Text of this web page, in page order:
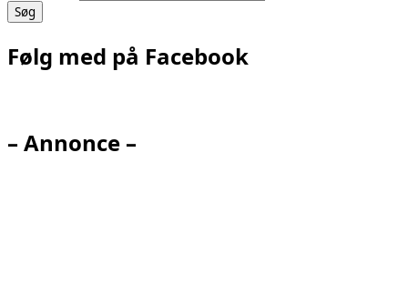
Følg med på Facebook
– Annonce –